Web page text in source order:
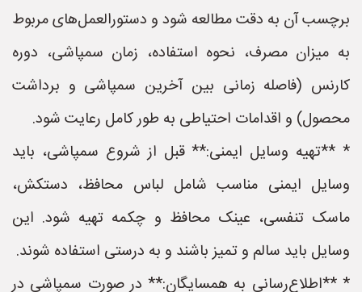
برچسب آن به دقت مطالعه شود و دستورالعمل‌های مربوط
به میزان مصرف، نحوه استفاده، زمان سمپاشی، دوره
کارنس (فاصله زمانی بین آخرین سمپاشی و برداشت
محصول) و اقدامات احتیاطی به طور کامل رعایت شود.
* **تهیه وسایل ایمنی:** قبل از شروع سمپاشی، باید
وسایل ایمنی مناسب شامل لباس محافظ، دستکش،
ماسک تنفسی، عینک محافظ و چکمه تهیه شود. این
وسایل باید سالم و تمیز باشند و به درستی استفاده شوند.
* **اطلاع‌رسانی به همسایگان:** در صورت سمپاشی در